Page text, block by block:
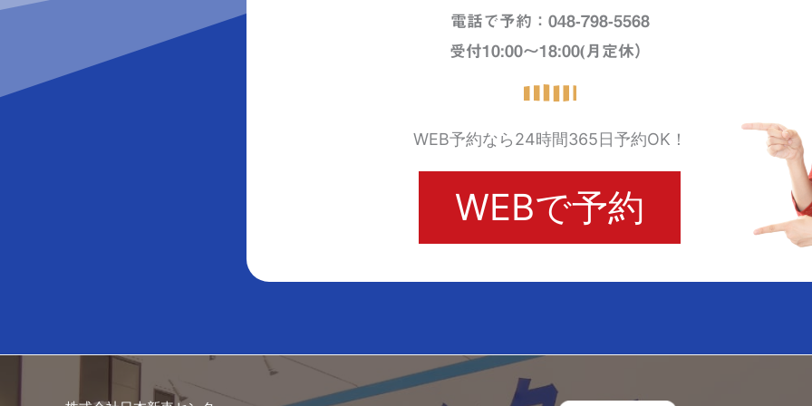
電話で予約：048-798-5568
受付10:00～18:00(月定休）
WEB予約なら24時間365日予約OK！
WEBで予約